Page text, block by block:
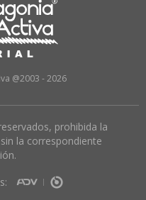
@2003 - 2026
prohibida la
la correspondiente